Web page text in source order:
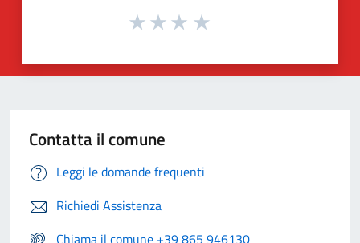
Contatta il comune
Leggi le domande frequenti
Richiedi Assistenza